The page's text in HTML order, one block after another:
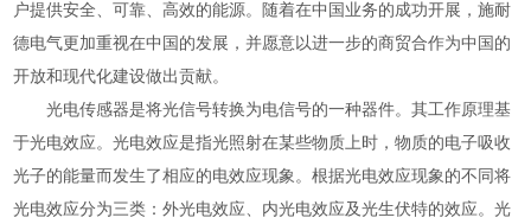
户提供安全、可靠、高效的能源。随着在中国业务的成功开展，施耐
德电气更加重视在中国的发展，并愿意以进一步的商贸合作为中国的
开放和现代化建设做出贡献。
光电传感器是将光信号转换为电信号的一种器件。其工作原理基
于光电效应。光电效应是指光照射在某些物质上时，物质的电子吸收
光子的能量而发生了相应的电效应现象。根据光电效应现象的不同将
光电效应分为三类：外光电效应、内光电效应及光生伏特的效应。光